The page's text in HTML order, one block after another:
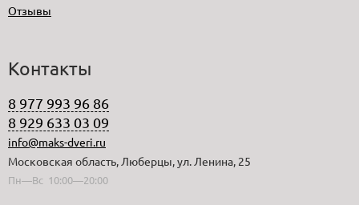
Отзывы
Контакты
8 977 993 96 86
8 929 633 03 09
info@maks-dveri.ru
Московская область, Люберцы, ул. Ленина, 25
Пн—Вс 10:00—20:00